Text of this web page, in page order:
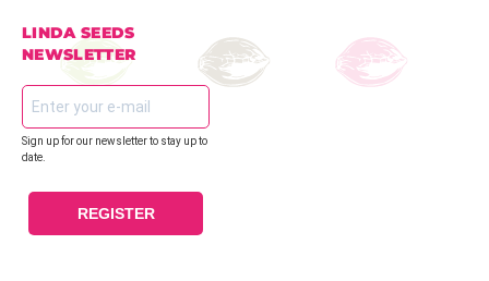
LINDA SEEDS
NEWSLETTER
Sign up for our newsletter to stay up to
date.
REGISTER